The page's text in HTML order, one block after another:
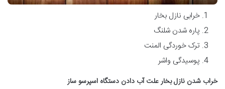
خرابی نازل بخار
پاره شدن شلنگ
ترک خوردگی المنت
پوسیدگی واشر
خراب شدن نازل بخار علت آب دادن دستگاه اسپرسو ساز